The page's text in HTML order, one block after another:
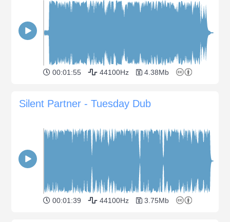
00:01:55 44100Hz 4.38Mb
Silent Partner - Tuesday Dub
00:01:39 44100Hz 3.75Mb